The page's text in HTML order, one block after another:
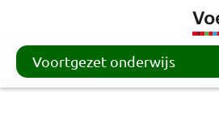
Voortgezet onderwijs